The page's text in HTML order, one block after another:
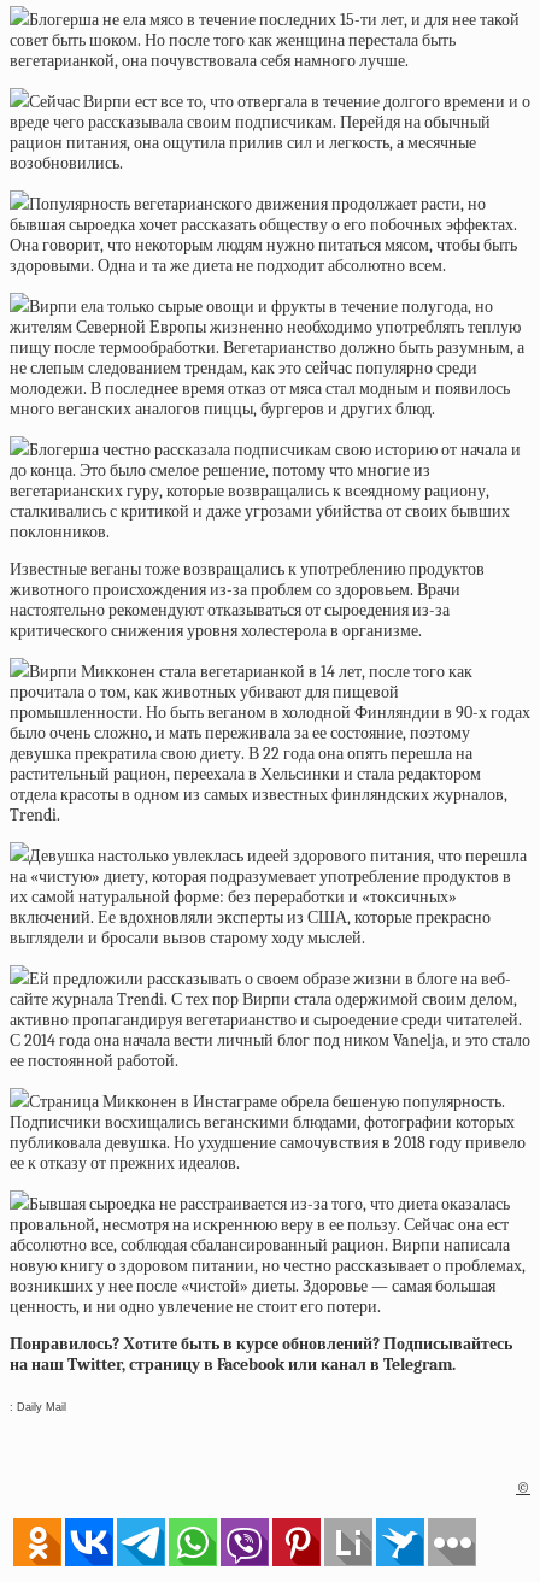
Блогерша не ела мясо в течение последних 15-ти лет, и для нее такой
совет быть шоком. Но после того как женщина перестала быть
вегетарианкой, она почувствовала себя намного лучше.
Сейчас Вирпи ест все то, что отвергала в течение долгого времени и о
вреде чего рассказывала своим подписчикам. Перейдя на обычный
рацион питания, она ощутила прилив сил и легкость, а месячные
возобновились.
Популярность вегетарианского движения продолжает расти, но
бывшая сыроедка хочет рассказать обществу о его побочных эффектах.
Она говорит, что некоторым людям нужно питаться мясом, чтобы быть
здоровыми. Одна и та же диета не подходит абсолютно всем.
Вирпи ела только сырые овощи и фрукты в течение полугода, но
жителям Северной Европы жизненно необходимо употреблять теплую
пищу после термообработки. Вегетарианство должно быть разумным, а
не слепым следованием трендам, как это сейчас популярно среди
молодежи. В последнее время отказ от мяса стал модным и появилось
много веганских аналогов пиццы, бургеров и других блюд.
Блогерша честно рассказала подписчикам свою историю от начала и
до конца. Это было смелое решение, потому что многие из
вегетарианских гуру, которые возвращались к всеядному рациону,
сталкивались с критикой и даже угрозами убийства от своих бывших
поклонников.
Известные веганы тоже возвращались к употреблению продуктов
животного происхождения из-за проблем со здоровьем. Врачи
настоятельно рекомендуют отказываться от сыроедения из-за
критического снижения уровня холестерола в организме.
Вирпи Микконен стала вегетарианкой в 14 лет, после того как
прочитала о том, как животных убивают для пищевой
промышленности. Но быть веганом в холодной Финляндии в 90-х годах
было очень сложно, и мать переживала за ее состояние, поэтому
девушка прекратила свою диету. В 22 года она опять перешла на
растительный рацион, переехала в Хельсинки и стала редактором
отдела красоты в одном из самых известных финляндских журналов,
Trendi.
Девушка настолько увлеклась идеей здорового питания, что перешла
на «чистую» диету, которая подразумевает употребление продуктов в
их самой натуральной форме: без переработки и «токсичных»
включений. Ее вдохновляли эксперты из США, которые прекрасно
выглядели и бросали вызов старому ходу мыслей.
Ей предложили рассказывать о своем образе жизни в блоге на веб-
сайте журнала Trendi. С тех пор Вирпи стала одержимой своим делом,
активно пропагандируя вегетарианство и сыроедение среди читателей.
С 2014 года она начала вести личный блог под ником Vanelja, и это стало
ее постоянной работой.
Страница Микконен в Инстаграме обрела бешеную популярность.
Подписчики восхищались веганскими блюдами, фотографии которых
публиковала девушка. Но ухудшение самочувствия в 2018 году привело
ее к отказу от прежних идеалов.
Бывшая сыроедка не расстраивается из-за того, что диета оказалась
провальной, несмотря на искреннюю веру в ее пользу. Сейчас она ест
абсолютно все, соблюдая сбалансированный рацион. Вирпи написала
новую книгу о здоровом питании, но честно рассказывает о проблемах,
возникших у нее после «чистой» диеты. Здоровье — самая большая
ценность, и ни одно увлечение не стоит его потери.
Понравилось? Хотите быть в курсе обновлений? Подписывайтесь
на наш Twitter, страницу в Facebook или канал в Telegram.
: Daily Mail
©